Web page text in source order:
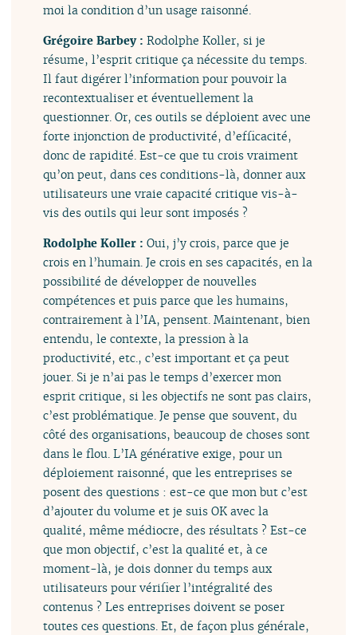
moi la condition d’un usage raisonné.
Grégoire Barbey :Rodolphe Koller, si je
résume, l’esprit critique ça nécessite du temps.
Il faut digérer l’information pour pouvoir la
recontextualiser et éventuellement la
questionner. Or, ces outils se déploient avec une
forte injonction de productivité, d’efficacité,
donc de rapidité. Est-ce que tu crois vraiment
qu’on peut, dans ces conditions-là, donner aux
utilisateurs une vraie capacité critique vis-à-
vis des outils qui leur sont imposés ?
Rodolphe Koller :Oui, j’y crois, parce que je
crois en l’humain. Je crois en ses capacités, en la
possibilité de développer de nouvelles
compétences et puis parce que les humains,
contrairement à l’IA, pensent. Maintenant, bien
entendu, le contexte, la pression à la
productivité, etc., c’est important et ça peut
jouer. Si je n’ai pas le temps d’exercer mon
esprit critique, si les objectifs ne sont pas clairs,
c’est problématique. Je pense que souvent, du
côté des organisations, beaucoup de choses sont
dans le flou. L’IA générative exige, pour un
déploiement raisonné, que les entreprises se
posent des questions : est-ce que mon but c’est
d’ajouter du volume et je suis OK avec la
qualité, même médiocre, des résultats ? Est-ce
que mon objectif, c’est la qualité et, à ce
moment-là, je dois donner du temps aux
utilisateurs pour vérifier l’intégralité des
contenus ? Les entreprises doivent se poser
toutes ces questions. Et, de façon plus générale,